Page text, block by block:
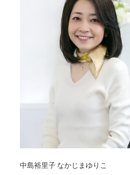
中島裕里子 なかじまゆりこ